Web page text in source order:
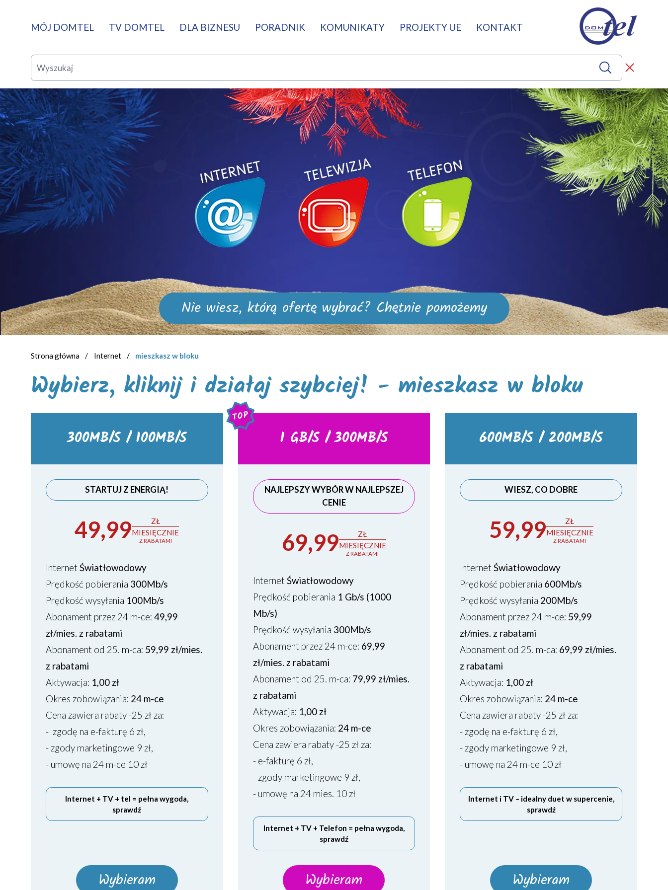
MÓJ DOMTEL TV DOMTEL DLA BIZNESU PORADNIK KOMUNIKATY PROJEKTY UE KONTAKT
Nie wiesz, którą ofertę wybrać? Chętnie pomożemy
Strona główna / Internet / mieszkasz w bloku
Wybierz, kliknij i działaj szybciej! - mieszkasz w bloku
300MB/S / 100MB/S
STARTUJ Z ENERGIĄ!
49,99
ZŁ
MIESIĘCZNIE
Z RABATAMI
Internet Światłowodowy
Prędkość pobierania 300Mb/s
Prędkość wysyłania 100Mb/s
Abonament przez 24 m-ce: 49,99
zł/mies. z rabatami
Abonament od 25. m-ca: 59,99 zł/mies.
z rabatami
Aktywacja: 1,00 zł
Okres zobowiązania: 24 m-ce
Cena zawiera rabaty -25 zł za:
- zgodę na e-fakturę 6 zł,
- zgody marketingowe 9 zł,
- umowę na 24 m-ce 10 zł
Internet + TV + tel = pełna wygoda,
sprawdź
Wybieram
TOP
1 GB/S / 300MB/S
NAJLEPSZY WYBÓR W NAJLEPSZEJ
CENIE
69,99
ZŁ
MIESIĘCZNIE
Z RABATAMI
Internet Światłowodowy
Prędkość pobierania 1 Gb/s (1000
Mb/s)
Prędkość wysyłania 300Mb/s
Abonament przez 24 m-ce: 69,99
zł/mies. z rabatami
Abonament od 25. m-ca: 79,99 zł/mies.
z rabatami
Aktywacja: 1,00 zł
Okres zobowiązania: 24 m-ce
Cena zawiera rabaty -25 zł za:
- e-fakturę 6 zł,
- zgody marketingowe 9 zł,
- umowę na 24 mies. 10 zł
Internet + TV + Telefon = pełna wygoda,
sprawdź
Wybieram
600MB/S / 200MB/S
WIESZ, CO DOBRE
59,99
ZŁ
MIESIĘCZNIE
Z RABATAMI
Internet Światłowodowy
Prędkość pobierania 600Mb/s
Prędkość wysyłania 200Mb/s
Abonament przez 24 m-ce: 59,99
zł/mies. z rabatami
Abonament od 25. m-ca: 69,99 zł/mies.
z rabatami
Aktywacja: 1,00 zł
Okres zobowiązania: 24 m-ce
Cena zawiera rabaty -25 zł za:
- zgodę na e-fakturę 6 zł,
- zgody marketingowe 9 zł,
- umowę na 24 m-ce 10 zł
Internet i TV – idealny duet w supercenie,
sprawdź
Wybieram